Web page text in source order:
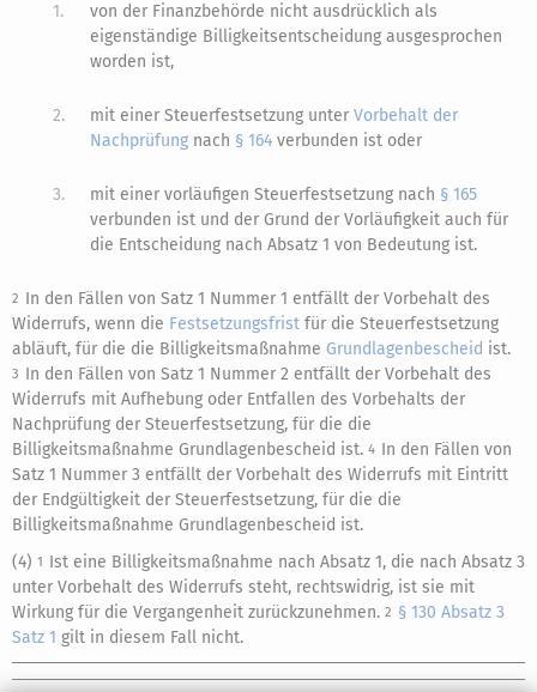
1.
von der Finanzbehörde nicht ausdrücklich als
eigenständige Billigkeitsentscheidung ausgesprochen
worden ist,
2. mit einer Steuerfestsetzung unterVorbehalt der
Nachprüfung nach § 164 verbunden ist oder
3. mit einer vorläufigen Steuerfestsetzung nach § 165
verbunden ist und der Grund der Vorläufigkeit auch für
die Entscheidung nach Absatz 1 von Bedeutung ist.
2 In den Fällen von Satz 1 Nummer 1 entfällt der Vorbehalt des
Widerrufs, wenn die Festsetzungsfrist für die Steuerfestsetzung
abläuft, für die die Billigkeitsmaßnahme Grundlagenbescheid ist.
3 In den Fällen von Satz 1 Nummer 2 entfällt der Vorbehalt des
Widerrufs mit Aufhebung oder Entfallen des Vorbehalts der
Nachprüfung der Steuerfestsetzung, für die die
Billigkeitsmaßnahme Grundlagenbescheid ist. 4 In den Fällen von
Satz 1 Nummer 3 entfällt der Vorbehalt des Widerrufs mit Eintritt
der Endgültigkeit der Steuerfestsetzung, für die die
Billigkeitsmaßnahme Grundlagenbescheid ist.
(4) 1
Ist eine Billigkeitsmaßnahme nach Absatz 1, die nach Absatz 3
unter Vorbehalt des Widerrufs steht, rechtswidrig, ist sie mit
Wirkung für die Vergangenheit zurückzunehmen. 2 § 130 Absatz 3
Satz 1 gilt in diesem Fall nicht.